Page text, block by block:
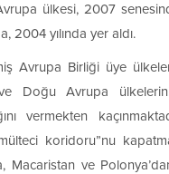
ülkesi, 2007
2004 yılında yer aldı.
Avrupa Birliği üye
Doğu Avrupa
vermekten
koridoru”nu
Macaristan ve